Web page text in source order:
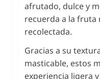
afrutado, dulce y
recuerda a la fruta
recolectada.
Gracias a su
masticable, estos
experiencia ligera